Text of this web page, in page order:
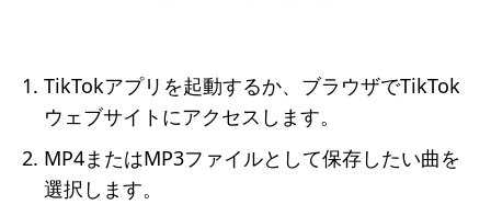
TikTokアプリを起動するか、ブラウザでTikTok
ウェブサイトにアクセスします。
MP4またはMP3ファイルとして保存したい曲を
選択します。